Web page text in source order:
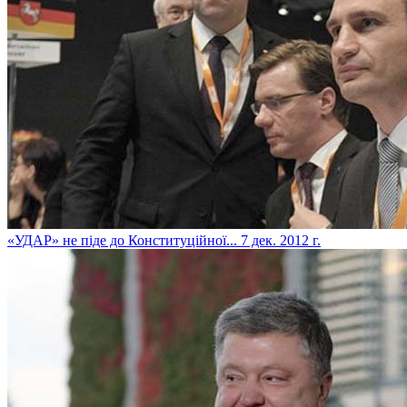
«УДАР» не піде до Конституційної... 7 дек. 2012 г.